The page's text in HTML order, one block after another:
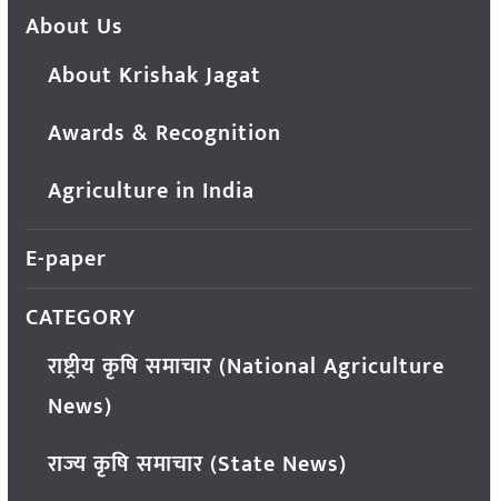
About Us
About Krishak Jagat
Awards & Recognition
Agriculture in India
E-paper
CATEGORY
राष्ट्रीय कृषि समाचार (National Agriculture
News)
राज्य कृषि समाचार (State News)